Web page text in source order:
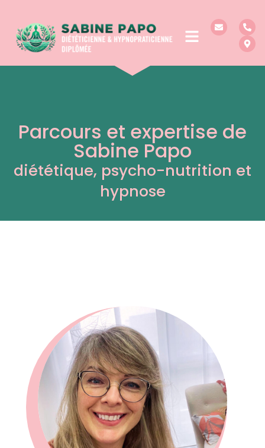
Parcours et expertise de
Sabine Papo
diététique, psycho-nutrition et
hypnose